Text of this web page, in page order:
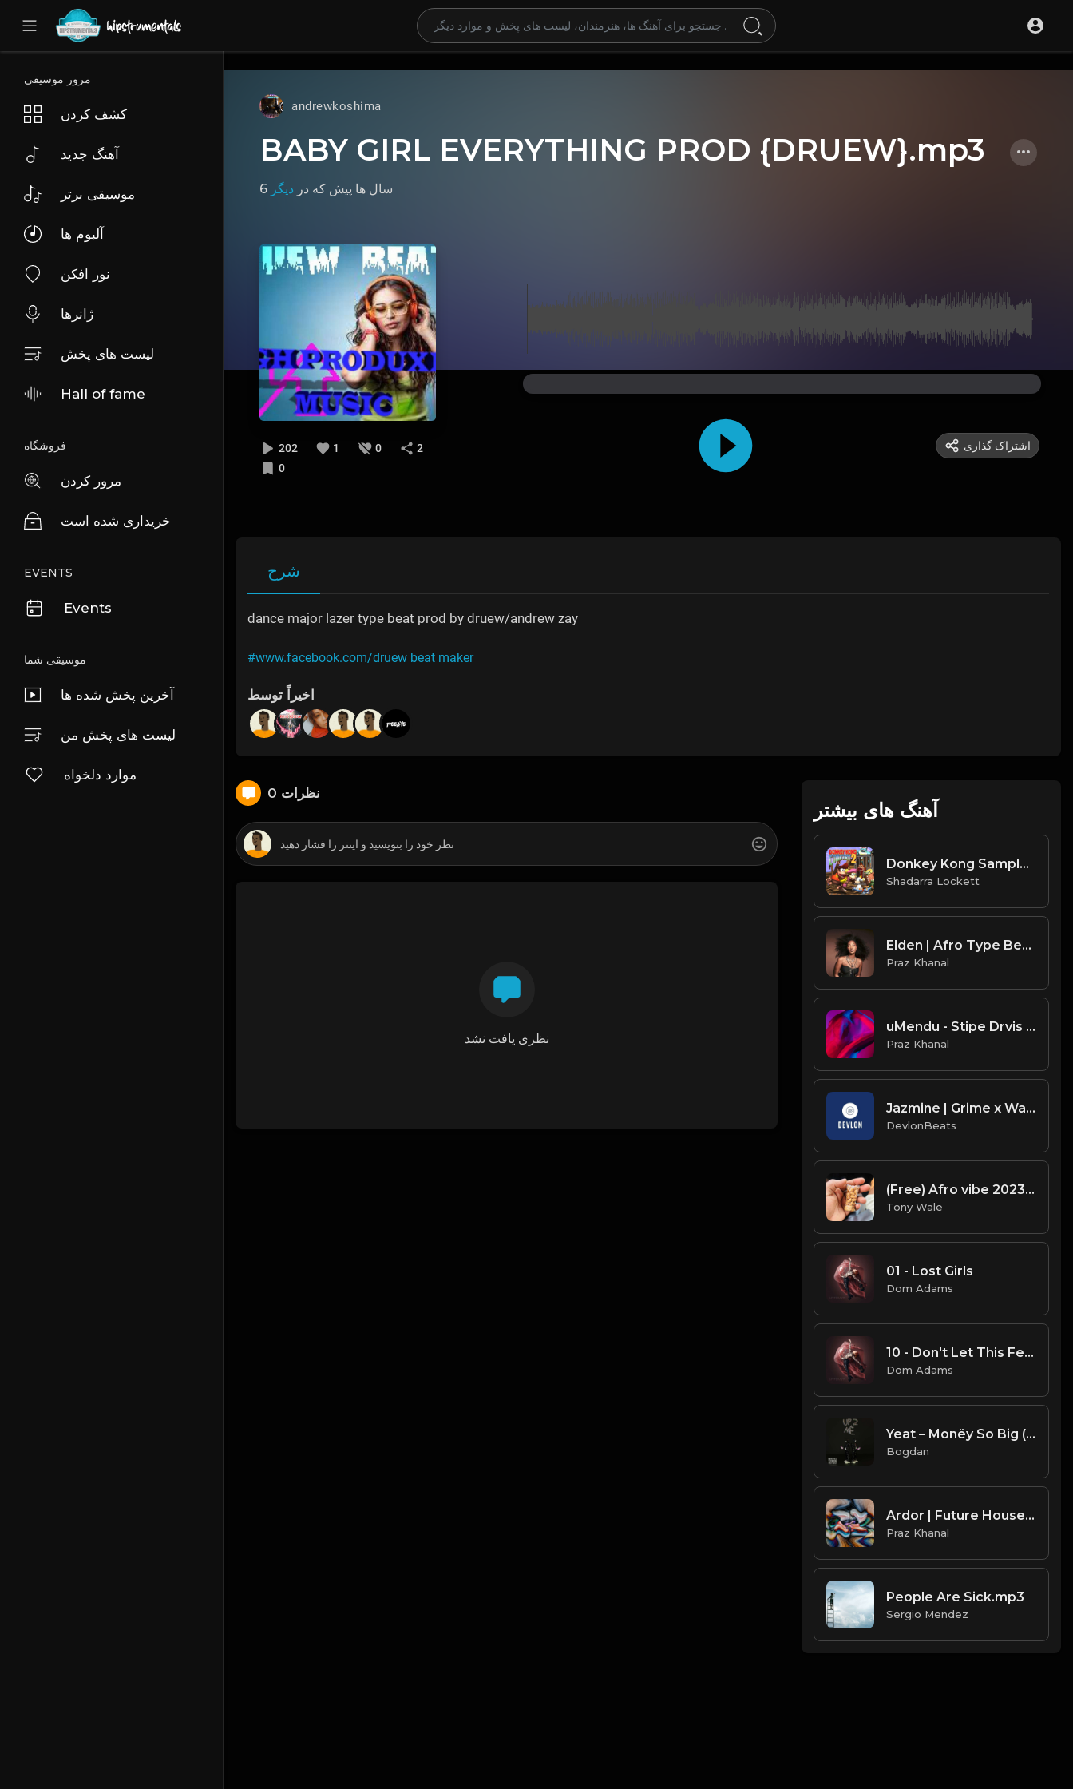
UA-36237165-1
مرور موسیقی
کشف کردن
آهنگ جدید
موسیقی برتر
آلبوم ها
نور افکن
ژانرها
لیست های پخش
Hall of fame
فروشگاه
مرور کردن
خریداری شده است
EVENTS
Events
موسیقی شما
آخرین پخش شده ها
لیست های پخش من
موارد دلخواه
andrewkoshima
BABY GIRL EVERYTHING PROD {DRUEW}.mp3
6 سال ها پیش که در دیگر
202 1 0
2
0
اشتراک گذاری
شرح
dance major lazer type beat prod by druew/andrew zay
#www.facebook.com/druew beat maker
اخیراً توسط
0 نظرات
نظری یافت نشد
آهنگ های بیشتر
Donkey Kong Sample (Prod. By Shadarra Lockett)
Shadarra Lockett
Elden | Afro Type Beat [Copyright Free Music]
Praz Khanal
uMendu - Stipe Drvis [Copyright Free Music]
Praz Khanal
Jazmine | Grime x Wavytrap (Prod. By DevlonBeats & Jay Prodigy)
DevlonBeats
(Free) Afro vibe 2023 - (Prod. Tony Wale)
Tony Wale
01 - Lost Girls
Dom Adams
10 - Don't Let This Feeling Fade (feat. Rivers Cuomo & Lecrae)
Dom Adams
Yeat – Monëy So Big (Instrumental) (Prod. By Trgc & Nest)
Bogdan
Ardor | Future House 2024 [Copyright Free Music]
Praz Khanal
People Are Sick.mp3
Sergio Mendez